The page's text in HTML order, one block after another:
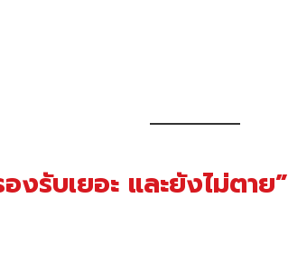
รับเยอะ และยังไม่ตาย”